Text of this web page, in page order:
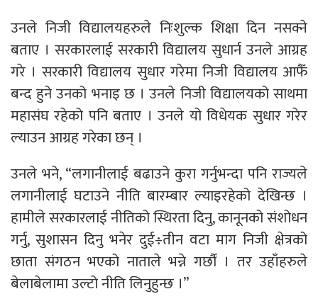
उनले निजी विद्यालयहरुले निःशुल्क शिक्षा दिन नसक्ने
बताए । सरकारलाई सरकारी विद्यालय सुधार्न उनले आग्रह
गरे । सरकारी विद्यालय सुधार गरेमा निजी विद्यालय आफैँ
बन्द हुने उनको भनाइ छ । उनले निजी विद्यालयको साथमा
महासंघ रहेको पनि बताए । उनले यो विधेयक सुधार गरेर
ल्याउन आग्रह गरेका छन् ।
उनले भने, “लगानीलाई बढाउने कुरा गर्नुभन्दा पनि राज्यले
लगानीलाई घटाउने नीति बारम्बार ल्याइरहेको देखिन्छ ।
हामीले सरकारलाई नीतिको स्थिरता दिनु, कानूनको संशोधन
गर्नु, सुशासन दिनु भनेर दुई÷तीन वटा माग निजी क्षेत्रको
छाता संगठन भएको नाताले भन्ने गर्छौं । तर उहाँहरुले
बेलाबेलामा उल्टो नीति लिनुहुन्छ ।”